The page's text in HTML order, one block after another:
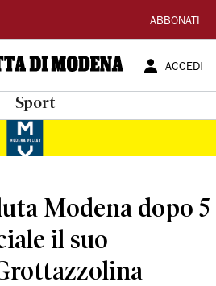
ABBONATI
ACCEDI
Sport
Modena dopo 5
il suo